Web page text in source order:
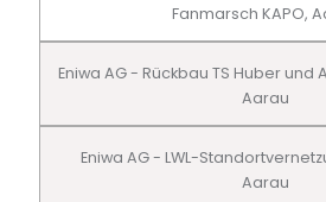
Fanmarsch KAPO,
Eniwa AG - Rückbau TS Huber
Aarau
Eniwa AG - LWL-
Aarau